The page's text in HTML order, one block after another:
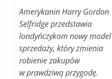
Amerykanin Harry Gordon
Selfridge przedstawia
londyńczykom nowy model
sprzedaży, który zmienia
robienie zakupów
w prawdziwą przygodę.